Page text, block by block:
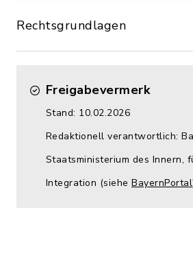
Rechtsgrundlagen
Freigabevermerk
Stand: 10.02.2026
Redaktionell verantwortlich:
Staatsministerium des Innern,
Integration (siehe BayernPortal